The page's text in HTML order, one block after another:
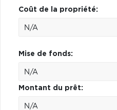
Coût de la propriété:
Mise de fonds:
Montant du prêt: